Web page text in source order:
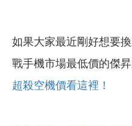
如果大家最近剛好想要
戰手機市場最低價的傑昇
超殺空機價看這裡！